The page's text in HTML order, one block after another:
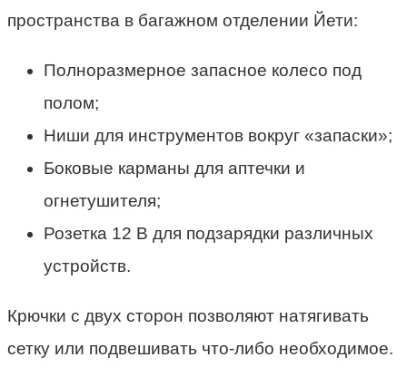
пространства в багажном отделении Йети:
Полноразмерное запасное колесо под
полом;
Ниши для инструментов вокруг «запаски»;
Боковые карманы для аптечки и
огнетушителя;
Розетка 12 В для подзарядки различных
устройств.
Крючки с двух сторон позволяют натягивать
сетку или подвешивать что-либо необходимое.